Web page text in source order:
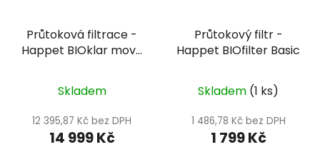
Průtoková filtrace -
Happet BIOklar move
Skladem
12 395,87 Kč bez DPH
14 999 Kč
Průtokový filtr -
Happet BIOfilter Basic
Skladem (1 ks)
1 486,78 Kč bez DPH
1 799 Kč